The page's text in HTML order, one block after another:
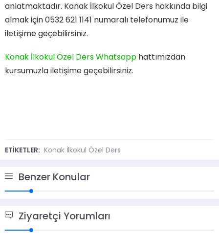
anlatmaktadır. Konak İlkokul Özel Ders hakkında bilgi
almak için 0532 621 1141 numaralı telefonumuz ile
iletişime geçebilirsiniz.
Konak İlkokul Özel Ders Whatsapp hattımızdan
kursumuzla iletişime geçebilirsiniz.
ETİKETLER: Konak İlkokul Özel Ders
Benzer Konular
Ziyaretçi Yorumları